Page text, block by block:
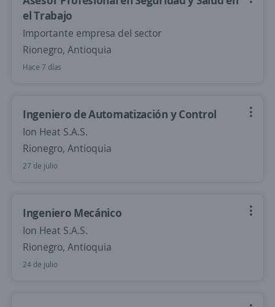
el Trabajo
Importante empresa del sector
Rionegro, Antioquia
Hace 7 días
Ingeniero de Automatización y Control
Ion Heat S.A.S.
Rionegro, Antioquia
27 de julio
Ingeniero Mecánico
Ion Heat S.A.S.
Rionegro, Antioquia
24 de julio